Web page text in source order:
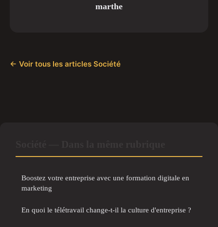
marthe
← Voir tous les articles Société
Boostez votre entreprise avec une formation digitale en
marketing
En quoi le télétravail change-t-il la culture d'entreprise ?